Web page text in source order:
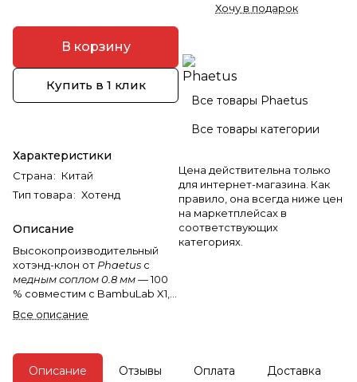
В корзину
Купить в 1 клик
Характеристики
Страна: Китай
Тип товара: Хотенд
Описание
Высокопроизводительный
хотэнд-клон от Phaetus с
медным соплом 0.8 мм— 100
% совместим с BambuLab X1,
прошивки и без
Все описание
Хочу в подарок
Все товары Phaetus
Все товары категории
Цена действительна только
для интернет-магазина. Как
правило, она всегда ниже цен
на маркетплейсах в
соответствующих
категориях.
Описание Отзывы Оплата Доставка